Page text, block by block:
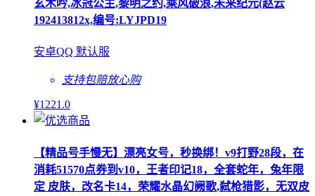
玄木吟,冰冠公主,黎明之约,乘风破浪,未来纪元(赵云
192413812x,编号:LYJPD19
安卓QQ 默认服
支持包赔放心购
¥1221 .0
【精品号手慢无】漂亮女号，秒换绑！v9打野28段，在
消耗51570点券到v10，王者印记18，全套蛇年，兔年限
定 皮肤，改名卡14，荣耀水晶幻阙歌,弑枪猎影，无双皮